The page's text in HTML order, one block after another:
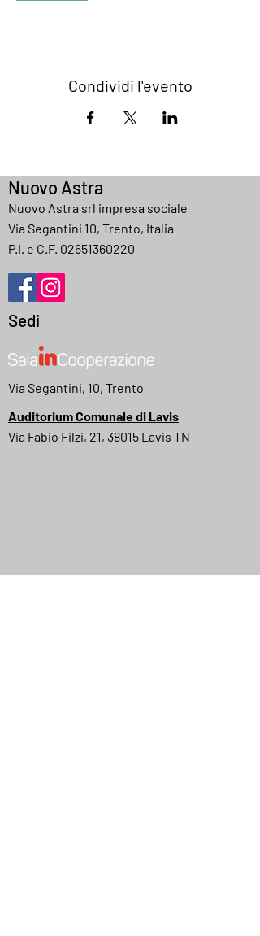
Condividi l'evento
Nuovo Astra
Nuovo Astra srl impresa sociale
Via Segantini 10, Trento, Italia
P.I. e C.F. 02651360220
Sedi
Via Segantini, 10, Trento
Auditorium Comunale di Lavis
Via Fabio Filzi, 21, 38015 Lavis TN